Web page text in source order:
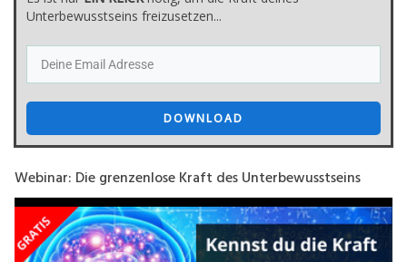
Unterbewusstseins freizusetzen...
DOWNLOAD
Webinar: Die grenzenlose Kraft des Unterbewusstseins